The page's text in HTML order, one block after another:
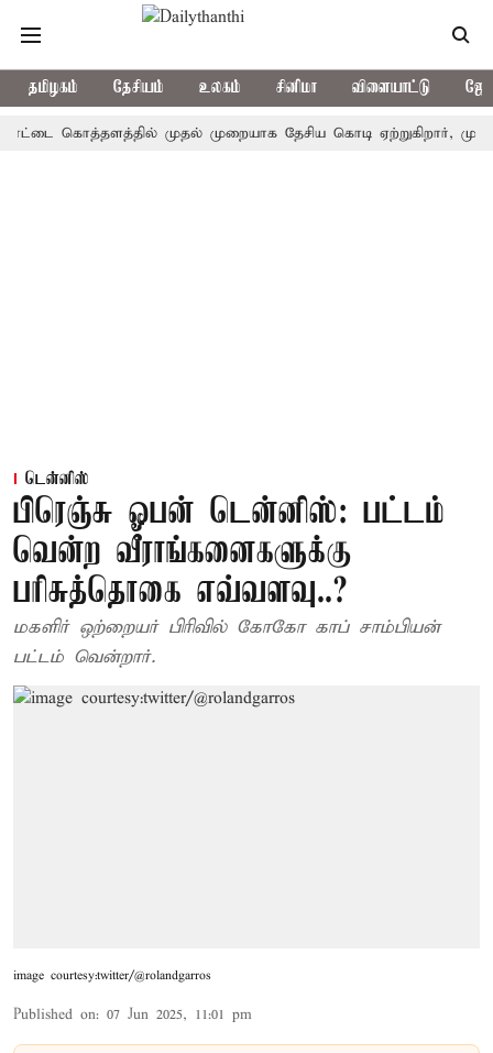
தமிழகம் தேசியம் உலகம் சினிமா விளையாட்டு
கொத்தளத்தில் முதல் முறையாக தேசிய கொடி ஏற்றுகிறார், முதல்-
டென்னிஸ்
பிரெஞ்சு ஓபன் டென்னிஸ்: பட்டம்
வென்ற வீராங்கனைகளுக்கு
பரிசுத்தொகை எவ்வளவு..?
மகளிர் ஒற்றையர் பிரிவில் கோகோ காப் சாம்பியன்
பட்டம் வென்றார்.
image courtesy:twitter/@rolandgarros
Published on: 07 Jun 2025, 11:01 pm